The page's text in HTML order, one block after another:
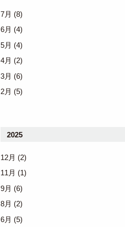
7月 (8)
6月 (4)
5月 (4)
4月 (2)
3月 (6)
2月 (5)
2025
12月 (2)
11月 (1)
9月 (6)
8月 (2)
6月 (5)